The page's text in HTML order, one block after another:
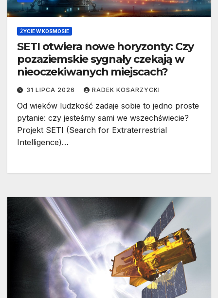
ŻYCIE W KOSMOSIE
SETI otwiera nowe horyzonty: Czy
pozaziemskie sygnały czekają w
nieoczekiwanych miejscach?
31 LIPCA 2026 RADEK KOSARZYCKI
Od wieków ludzkość zadaje sobie to jedno proste
pytanie: czy jesteśmy sami we wszechświecie?
Projekt SETI (Search for Extraterrestrial
Intelligence)…